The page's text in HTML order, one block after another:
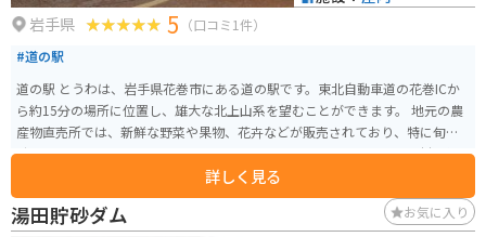
岩手県 5 （口コミ1件）
#道の駅
道の駅 とうわは、岩手県花巻市にある道の駅です。東北自動車道の花巻ICか
ら約15分の場所に位置し、雄大な北上山系を望むことができます。 地元の農
産物直売所では、新鮮な野菜や果物、花卉などが販売されており、特に旬の
時期には多くの人で賑わいます。また、レストランでは、地元産の食材を使
った郷土料理や、そば、うどん、ラーメンなどが楽しめます。 バイクで訪れ
る場合、道の駅には広々とした駐車場が完備されているので安心です。周辺
には、花巻温泉郷や宮沢賢治童話村など、観光スポットも点在しているの
詳しく見る
湯田貯砂ダム お気に入り